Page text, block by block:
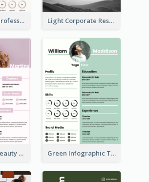
Light Brown Professional Resume Light Corporate Resume
Infographic Beauty Consultant Resume Green Infographic Teacher Resume